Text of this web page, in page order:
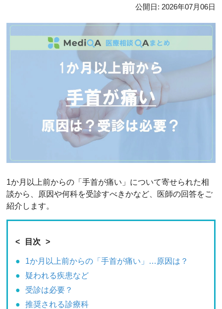
公開日: 2026年07月06日
1か月以上前からの「手首が痛い」について寄せられた相
談から、原因や何科を受診すべきかなど、医師の回答をご
紹介します。
目次
1か月以上前からの「手首が痛い」…原因は？
疑われる疾患など
受診は必要？
推奨される診療科